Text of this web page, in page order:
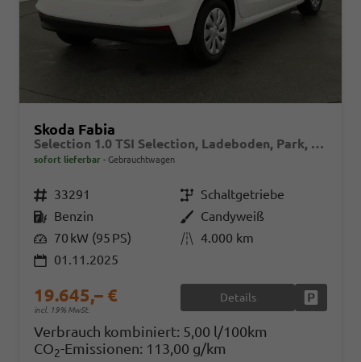
Skoda Fabia
Selection 1.0 TSI Selection, Ladeboden, Park, Winterpaket, SmartLink, 4-J Garantie
sofort lieferbar Gebrauchtwagen
Fahrzeugnr. 33291 GetriebeSchaltgetriebe
Kraftstoff Benzin AußenfarbeCandyweiß
Leistung 70 kW (95 PS) Kilometerstand4.000 km
01.11.2025
19.645,– €
incl. 19% MwSt.
Details
Verbrauch kombiniert: 5,00 l/100km
CO2-Emissionen: 113,00 g/km